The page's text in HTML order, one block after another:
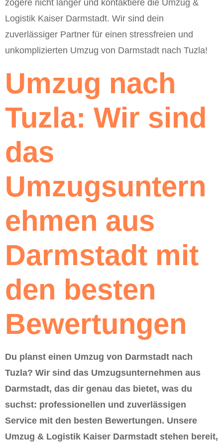
zögere nicht länger und kontaktiere die Umzug &
Logistik Kaiser Darmstadt. Wir sind dein
zuverlässiger Partner für einen stressfreien und
unkomplizierten Umzug von Darmstadt nach Tuzla!
Umzug nach
Tuzla: Wir sind
das
Umzugsuntern
ehmen aus
Darmstadt mit
den besten
Bewertungen
Du planst einen Umzug von Darmstadt nach
Tuzla? Wir sind das Umzugsunternehmen aus
Darmstadt, das dir genau das bietet, was du
suchst: professionellen und zuverlässigen
Service mit den besten Bewertungen. Unsere
Umzug & Logistik Kaiser Darmstadt stehen bereit,